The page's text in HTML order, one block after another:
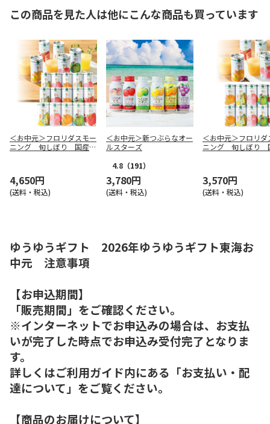
この商品を見た人は他にこんな商品も買っています
＜お中元＞フロリダスモー
ニング 旬しぼり 国産ス
4,650円
(送料・税込)
＜お中元＞新つぶらなオー
ルスターズ
4.8 （191）
3,780円
(送料・税込)
＜お中元＞フロリダ
ニング 旬しぼり
3,570円
(送料・税込)
ゆうゆうギフト 2026年ゆうゆうギフト東海お
中元 注意事項
【お申込期間】
「販売期間」をご確認ください。
※インターネットでお申込みの場合は、お支払
いが完了した時点でお申込み受付完了となりま
す。
詳しくはご利用ガイド内にある「お支払い・配
達について」をご覧ください。
【商品のお届けについて】